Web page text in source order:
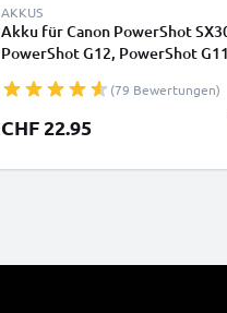
AKKUS
Akku für Canon PowerShot
PowerShot G12, PowerShot
(1050mAh, 7.4V) von CELLONIC
(79 Bewertungen)
CHF 22.95